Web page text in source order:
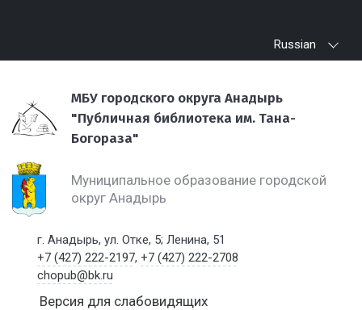
Russian
МБУ городского округа Анадырь
"Публичная библиотека им. Тана-
Богораза"
Муниципальное образование городской
округ Анадырь
г. Анадырь, ул. Отке, 5; Ленина, 51
+7 (427) 222-2197,+7 (427) 222-2708
chopub@bk.ru
Версия для слабовидящих